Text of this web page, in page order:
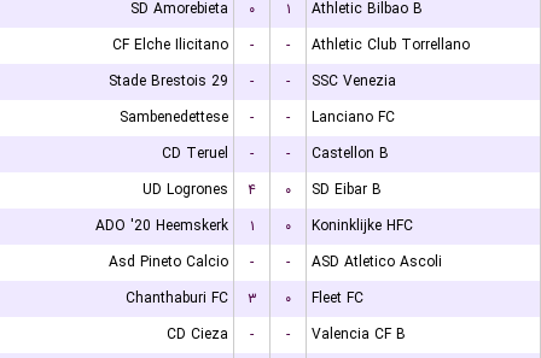
SD Amorebieta
۰ ۱
Athletic Bilbao B
CF Elche Ilicitano
- -
Athletic Club Torrellano
Stade Brestois 29
- -
SSC Venezia
Sambenedettese
- -
Lanciano FC
CD Teruel
- -
Castellon B
UD Logrones
۴ ۰
SD Eibar B
ADO '20 Heemskerk
۱ ۰
Koninklijke HFC
Asd Pineto Calcio
- -
ASD Atletico Ascoli
Chanthaburi FC
۳ ۰
Fleet FC
CD Cieza
- -
Valencia CF B